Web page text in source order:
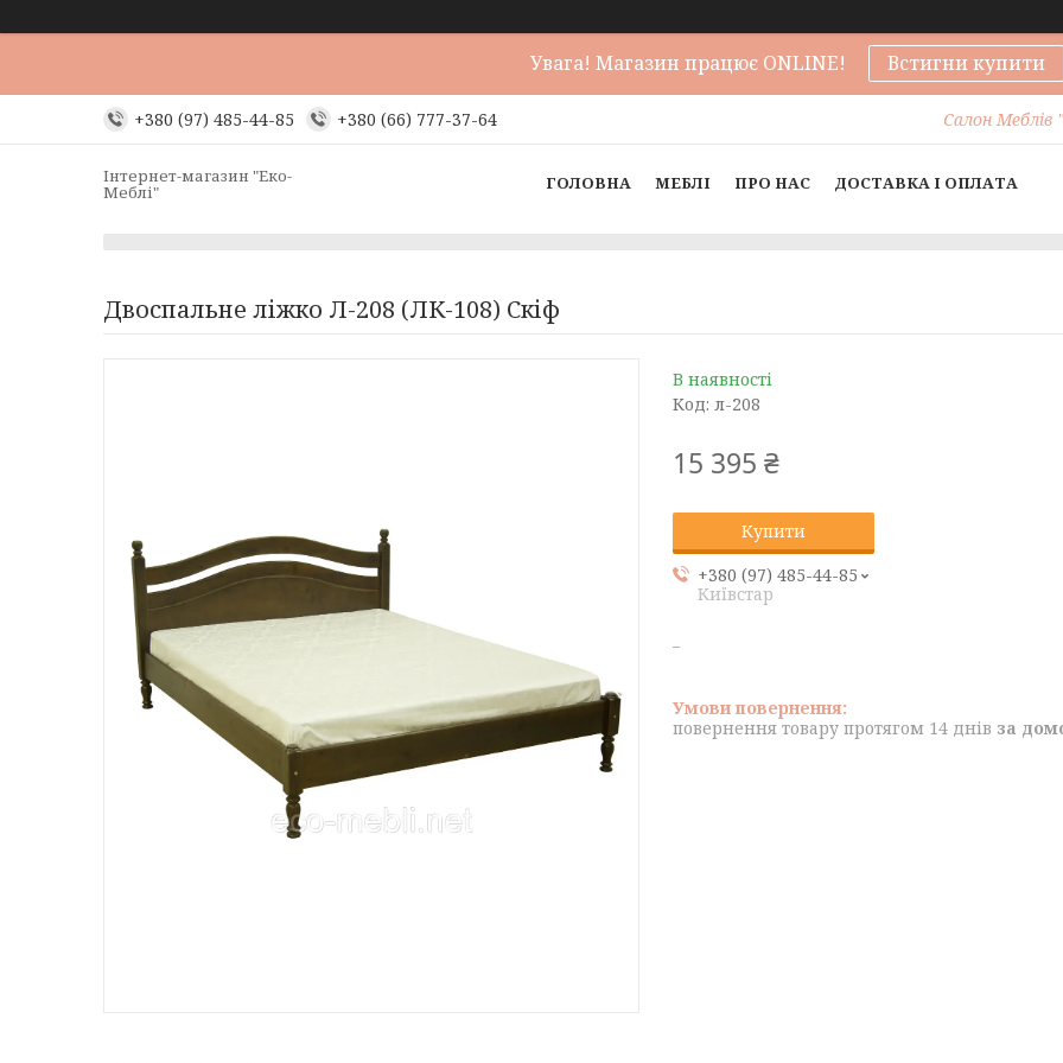
Увага! Магазин працює ONLINE! Встигни купити
+380 (97) 485-44-85 +380 (66) 777-37-64 Салон Меблів
Інтернет-магазин "Еко-
Меблі" ГОЛОВНА МЕБЛІ ПРО НАС ДОСТАВКА І ОПЛАТА
Двоспальне ліжко Л-208 (ЛК-108) Скіф
В наявності
Код: л-208
15 395 ₴
Купити
+380 (97) 485-44-85
Київстар
повернення товару протягом 14 днів за